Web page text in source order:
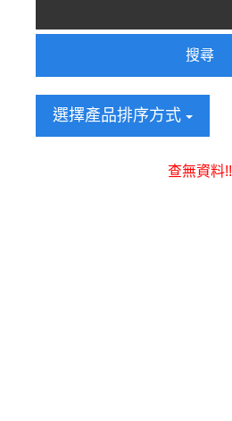
搜尋
選擇產品排序方式
查無資料!!